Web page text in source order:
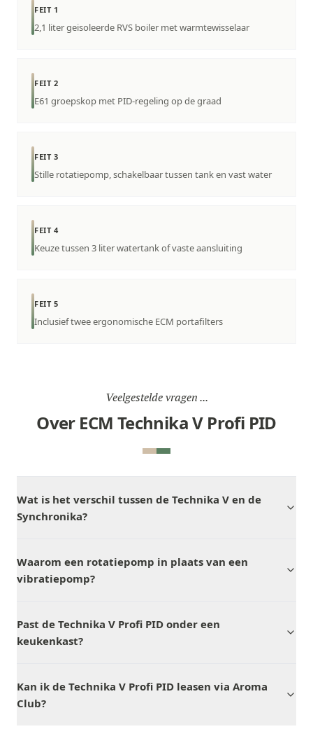
FEIT 1
2,1 liter geisoleerde RVS boiler met warmtewisselaar
FEIT 2
E61 groepskop met PID-regeling op de graad
FEIT 3
Stille rotatiepomp, schakelbaar tussen tank en vast water
FEIT 4
Keuze tussen 3 liter watertank of vaste aansluiting
FEIT 5
Inclusief twee ergonomische ECM portafilters
Veelgestelde vragen ...
Over ECM Technika V Profi PID
Wat is het verschil tussen de Technika V en de
Synchronika?
Waarom een rotatiepomp in plaats van een
vibratiepomp?
Past de Technika V Profi PID onder een
keukenkast?
Kan ik de Technika V Profi PID leasen via Aroma
Club?